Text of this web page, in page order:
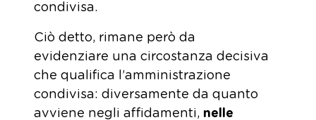
condivisa.
Ciò detto, rimane però da
evidenziare una circostanza decisiva
che qualifica l’amministrazione
condivisa: diversamente da quanto
avviene negli affidamenti, nelle